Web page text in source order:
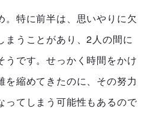
。特に前半は、思いやりに欠
まうことがあり、2人の間に
うです。せっかく時間をかけ
を縮めてきたのに、その努力
ってしまう可能性もあるので